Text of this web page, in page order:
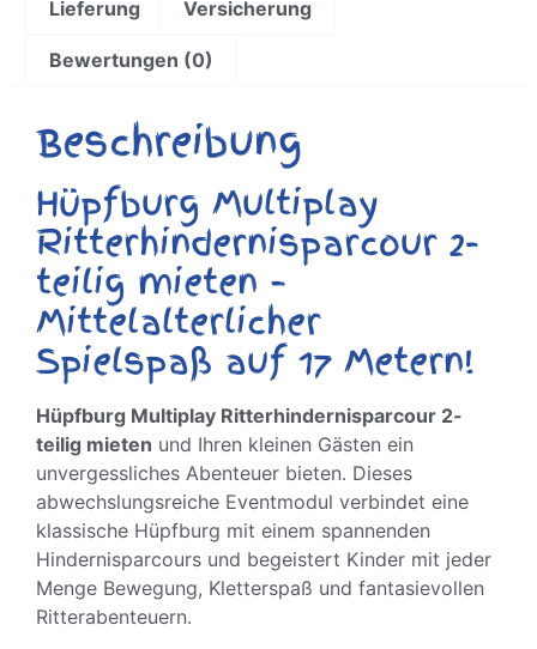
Lieferung Versicherung
Bewertungen (0)
Beschreibung
Hüpfburg Multiplay
Ritterhindernisparcour 2-
teilig mieten –
Mittelalterlicher
Spielspaß auf 17 Metern!
Hüpfburg Multiplay Ritterhindernisparcour 2-
teilig mieten und Ihren kleinen Gästen ein
unvergessliches Abenteuer bieten. Dieses
abwechslungsreiche Eventmodul verbindet eine
klassische Hüpfburg mit einem spannenden
Hindernisparcours und begeistert Kinder mit jeder
Menge Bewegung, Kletterspaß und fantasievollen
Ritterabenteuern.